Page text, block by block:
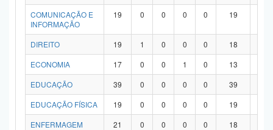
COMUNICAÇÃO E
INFORMAÇÃO
19 0 0 0 0 19
DIREITO 19 1 0 0 0 18
ECONOMIA
17 0 0 1 0 13
EDUCAÇÃO
39 0 0 0 0 39
EDUCAÇÃO FÍSICA
19 0 0 0 0 19
ENFERMAGEM
21 0 0 0 0 18